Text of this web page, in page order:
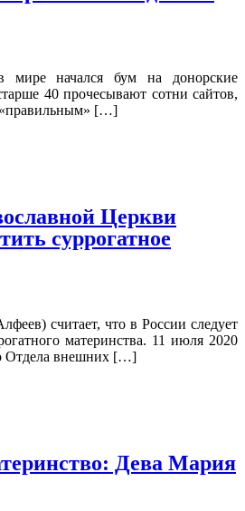
мире начался бум на донорские
40 прочесывают сотни сайтов,
«правильным» […]
Церкви
суррогатное
считает, что в России следует
материнства. 11 июля 2020
Отдела внешних […]
Дева Мария